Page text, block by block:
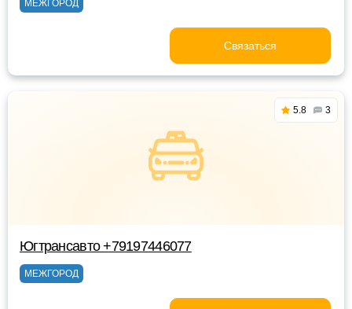
МЕЖГОРОД
Связаться
5.8 3
Югтрансавто +79197446077
МЕЖГОРОД